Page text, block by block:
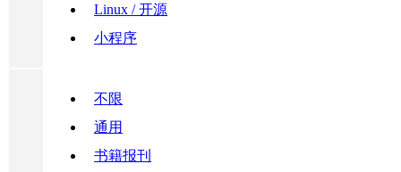
Linux / 开源
小程序
不限
通用
书籍报刊